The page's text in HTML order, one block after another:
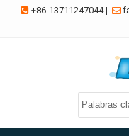
 +86-13711247044| 